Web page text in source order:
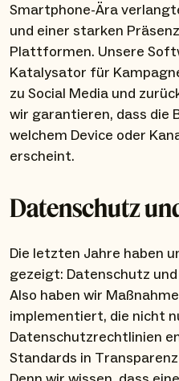
Smartphone-Ära
und einer starken
Plattformen. Unsere
Katalysator für
zu Social Media und
wir garantieren, dass die
welchem Device oder
erscheint.
Datenschutz
Die letzten Jahre haben
gezeigt: Datenschutz
Also haben wir
implementiert, die nicht
Datenschutzrechtlinien
Standards in